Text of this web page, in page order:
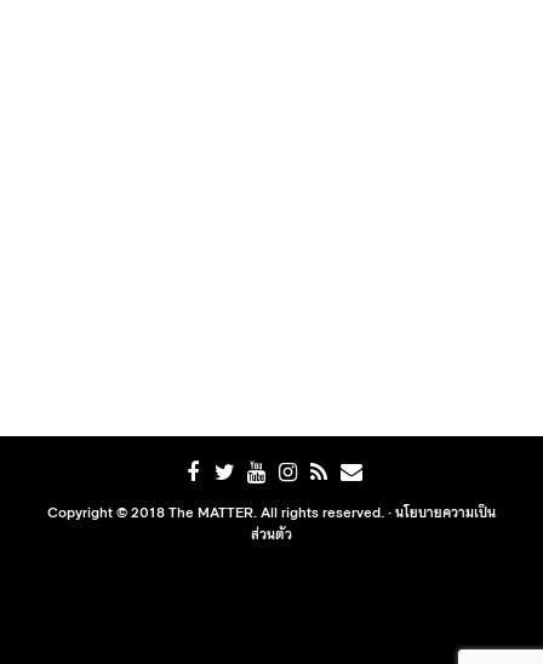
Copyright © 2018 The MATTER. All rights reserved. ·นโยบายความเป็น
ส่วนตัว